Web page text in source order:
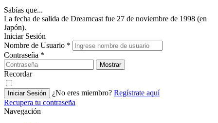
Sabías que...
La fecha de salida de Dreamcast fue 27 de noviembre de 1998 (en
Japón).
Iniciar Sesión
Nombre de Usuario *
Contraseña *
Mostrar
Recordar
Iniciar Sesión ¿No eres miembro? Regístrate aquí
Recupera tu contraseña
Navegación